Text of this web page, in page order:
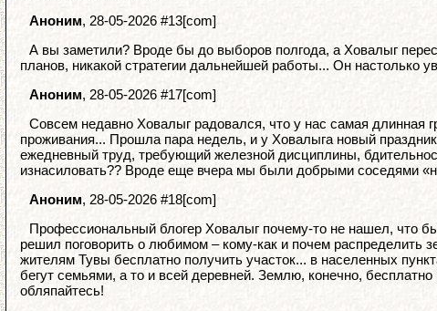
Аноним, 28-05-2026 #13[com]
А вы заметили? Вроде бы до выборов полгода, а Ховалыг
планов, никакой стратегии дальнейшей работы... Он
Аноним, 28-05-2026 #17[com]
Совсем недавно Ховалыг радовался, что у нас самая длинная
проживания... Прошла пара недель, и у Ховалыга новый
ежедневный труд, требующий железной дисциплины,
изнасиловать?? Вроде еще вчера мы были добрыми соседями
Аноним, 28-05-2026 #18[com]
Профессиональный блогер Ховалыг почему-то не нашел, что
решил поговорить о любимом – кому-как и почем распределить
жителям Тувы бесплатно получить участок... в населенных
бегут семьями, а то и всей деревней. Землю, конечно,
обляпайтесь!